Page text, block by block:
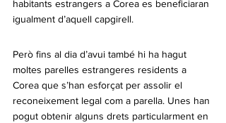
habitants estrangers a Corea es beneficiaran
igualment d’aquell capgirell.
Però fins al dia d’avui també hi ha hagut
moltes parelles estrangeres residents a
Corea que s’han esforçat per assolir el
reconeixement legal com a parella. Unes han
pogut obtenir alguns drets particularment en